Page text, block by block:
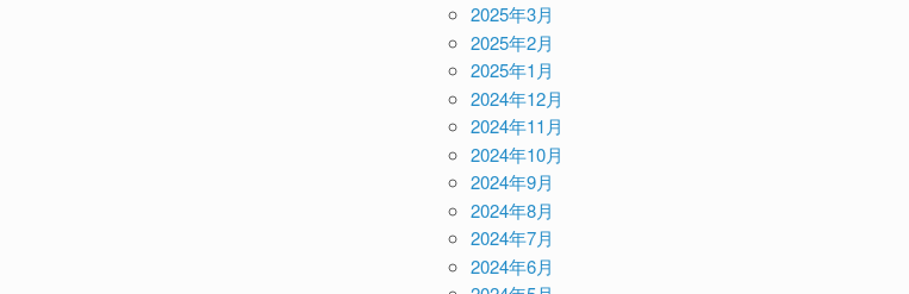
2025年3月
2025年2月
2025年1月
2024年12月
2024年11月
2024年10月
2024年9月
2024年8月
2024年7月
2024年6月